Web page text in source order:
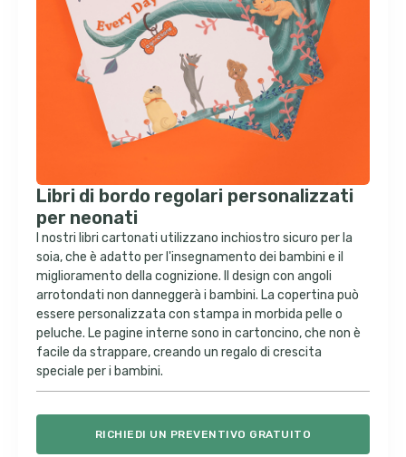
Libri di bordo regolari personalizzati
per neonati
I nostri libri cartonati utilizzano inchiostro sicuro per la
soia, che è adatto per l'insegnamento dei bambini e il
miglioramento della cognizione. Il design con angoli
arrotondati non danneggerà i bambini. La copertina può
essere personalizzata con stampa in morbida pelle o
peluche. Le pagine interne sono in cartoncino, che non è
facile da strappare, creando un regalo di crescita
speciale per i bambini.
RICHIEDI UN PREVENTIVO GRATUITO